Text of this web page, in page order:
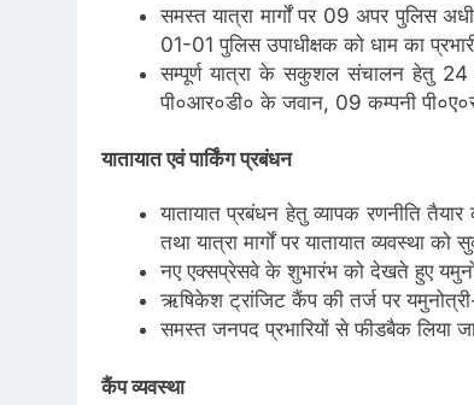
समस्त यात्रा मार्गों पर 09 अपर पुलिस
01-01 पुलिस उपाधीक्षक को धाम का
सम्पूर्ण यात्रा के सकुशल संचालन हेतु 24
पी०आर०डी० के जवान, 09 कम्पनी
यातायात एवं पार्किंग प्रबंधन
यातायात प्रबंधन हेतु व्यापक रणनीति
तथा यात्रा मार्गों पर यातायात व्यवस्था
नए एक्सप्रेसवे के शुभारंभ को देखते हुए
ऋषिकेश ट्रांजिट कैंप की तर्ज पर यमुनोत्री-
समस्त जनपद प्रभारियों से फीडबैक लिया
कैंप व्यवस्था